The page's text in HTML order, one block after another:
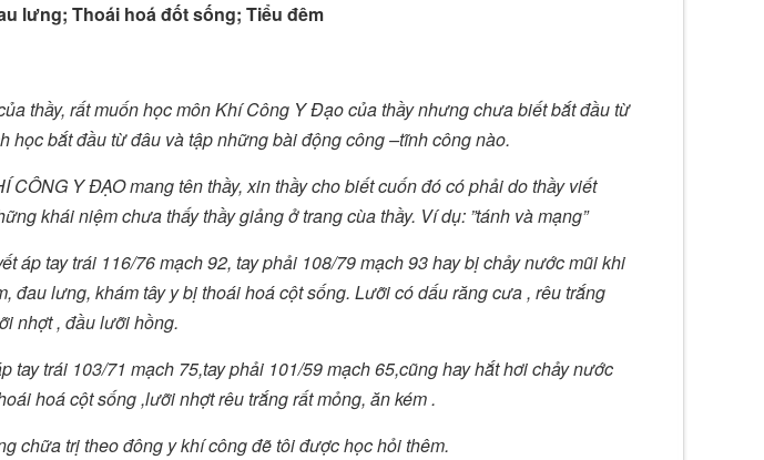
lưng; Thoái hoá đốt sống; Tiểu đêm
thầy, rất muốn học môn Khí Công Y Đạo của thầy nhưng chưa biết bắt đầu từ
học bắt đầu từ đâu và tập những bài động công –tĩnh công nào.
CÔNG Y ĐẠO mang tên thầy, xin thầy cho biết cuốn đó có phải do thầy viết
khái niệm chưa thấy thầy giảng ở trang cùa thầy. Ví dụ: ”tánh và mạng”
áp tay trái 116/76 mạch 92, tay phải 108/79 mạch 93 hay bị chảy nước mũi khi
đau lưng, khám tây y bị thoái hoá cột sống. Lưỡi có dấu răng cưa , rêu trắng
nhợt , đầu lưỡi hồng.
tay trái 103/71 mạch 75,tay phải 101/59 mạch 65,cũng hay hắt hơi chảy nước
hoá cột sống ,lưỡi nhợt rêu trắng rất mỏng, ăn kém .
chữa trị theo đông y khí công đẽ tôi được học hỏi thêm.